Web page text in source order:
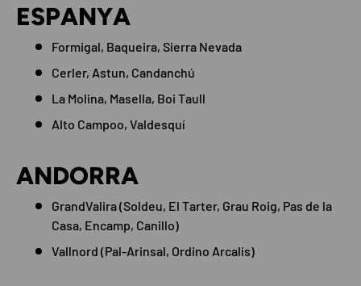
ESPANYA
Formigal, Baqueira, Sierra Nevada
Cerler, Astun, Candanchú
La Molina, Masella, Boi Taull
Alto Campoo, Valdesquí
ANDORRA
GrandValira (Soldeu, El Tarter, Grau Roig, Pas de la
Casa, Encamp, Canillo)
Vallnord (Pal-Arinsal, Ordino Arcalís)